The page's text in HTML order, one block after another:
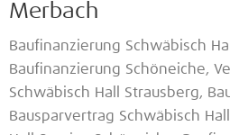
Merbach
Baufinanzierung Schwäbisch
Baufinanzierung Schöneiche,
Schwäbisch Hall Strausberg,
Bausparvertrag Schwäbisch